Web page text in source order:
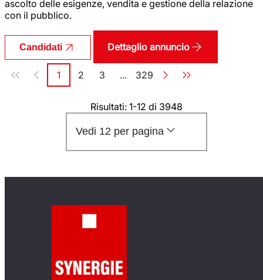
ascolto delle esigenze, vendita e gestione della relazione
con il pubblico.
Candidati Dettaglio annuncio
Paginazione
Pagina
1 Pagina
2 Pagina
3 ... Pagina
329
Risultati: 1-12 di 3948
Vedi 12 per pagina